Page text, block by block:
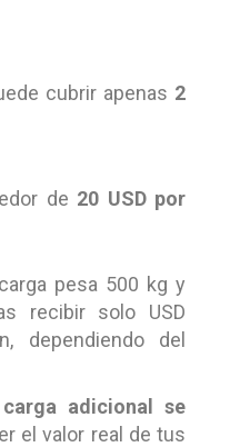
cubrir apenas 2
de 20 USD por
pesa 500 kg y
recibir solo USD
dependiendo del
adicional se
el valor real de tus